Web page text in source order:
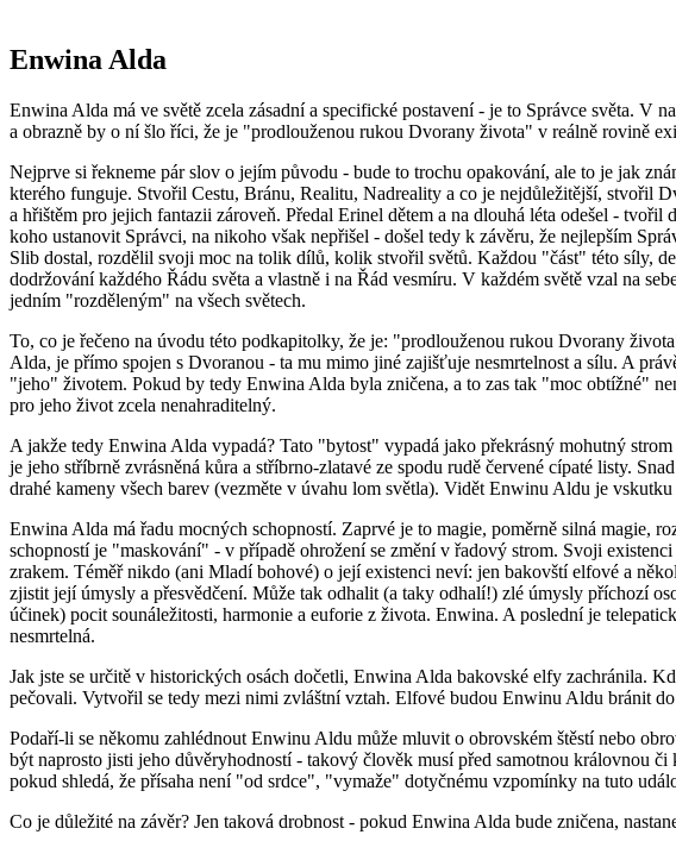
Enwina Alda
Enwina Alda má ve světě zcela zásadní a specifické postavení - je to Správce světa.
a obrazně by o ní šlo říci, že je "prodlouženou rukou Dvorany života" v reálně rovině
Nejprve si řekneme pár slov o jejím původu - bude to trochu opakování, ale to je jak
kterého funguje. Stvořil Cestu, Bránu, Realitu, Nadreality a co je nejdůležitější, stvořil
a hřištěm pro jejich fantazii zároveň. Předal Erinel dětem a na dlouhá léta odešel -
koho ustanovit Správci, na nikoho však nepřišel - došel tedy k závěru, že nejlepším
Slib dostal, rozdělil svoji moc na tolik dílů, kolik stvořil světů. Každou "část" této síly,
dodržování každého Řádu světa a vlastně i na Řád vesmíru. V každém světě vzal na
jedním "rozděleným" na všech světech.
To, co je řečeno na úvodu této podkapitolky, že je: "prodlouženou rukou Dvorany
Alda, je přímo spojen s Dvoranou - ta mu mimo jiné zajišťuje nesmrtelnost a sílu. A
"jeho" životem. Pokud by tedy Enwina Alda byla zničena, a to zas tak "moc obtížné"
pro jeho život zcela nenahraditelný.
A jakže tedy Enwina Alda vypadá? Tato "bytost" vypadá jako překrásný mohutný
je jeho stříbrně zvrásněná kůra a stříbrno-zlatavé ze spodu rudě červené cípaté listy.
drahé kameny všech barev (vezměte v úvahu lom světla). Vidět Enwinu Aldu je
Enwina Alda má řadu mocných schopností. Zaprvé je to magie, poměrně silná magie,
schopností je "maskování" - v případě ohrožení se změní v řadový strom. Svoji
zrakem. Téměř nikdo (ani Mladí bohové) o její existenci neví: jen bakovští elfové a
zjistit její úmysly a přesvědčení. Může tak odhalit (a taky odhalí!) zlé úmysly příchozí
účinek) pocit sounáležitosti, harmonie a euforie z života. Enwina. A poslední je
nesmrtelná.
Jak jste se určitě v historických osách dočetli, Enwina Alda bakovské elfy zachránila.
pečovali. Vytvořil se tedy mezi nimi zvláštní vztah. Elfové budou Enwinu Aldu bránit
Podaří-li se někomu zahlédnout Enwinu Aldu může mluvit o obrovském štěstí nebo
být naprosto jisti jeho důvěryhodností - takový člověk musí před samotnou královnou
pokud shledá, že přísaha není "od srdce", "vymaže" dotyčnému vzpomínky na tuto
Co je důležité na závěr? Jen taková drobnost - pokud Enwina Alda bude zničena,